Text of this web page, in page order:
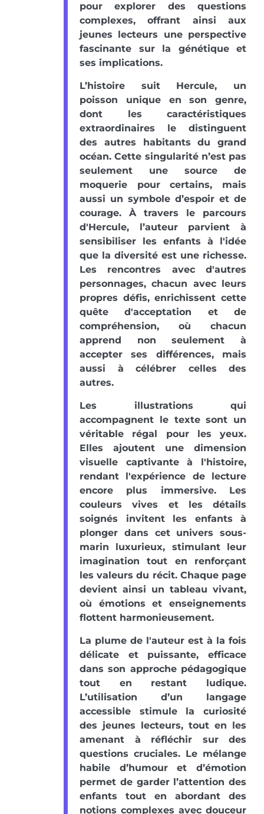
pour explorer des questions
complexes, offrant ainsi aux
jeunes lecteurs une perspective
fascinante sur la génétique et
ses implications.
L’histoire suit Hercule, un
poisson unique en son genre,
dont les caractéristiques
extraordinaires le distinguent
des autres habitants du grand
océan. Cette singularité n’est pas
seulement une source de
moquerie pour certains, mais
aussi un symbole d’espoir et de
courage. À travers le parcours
d'Hercule, l’auteur parvient à
sensibiliser les enfants à l'idée
que la diversité est une richesse.
Les rencontres avec d'autres
personnages, chacun avec leurs
propres défis, enrichissent cette
quête d'acceptation et de
compréhension, où chacun
apprend non seulement à
accepter ses différences, mais
aussi à célébrer celles des
autres.
Les illustrations qui
accompagnent le texte sont un
véritable régal pour les yeux.
Elles ajoutent une dimension
visuelle captivante à l'histoire,
rendant l'expérience de lecture
encore plus immersive. Les
couleurs vives et les détails
soignés invitent les enfants à
plonger dans cet univers sous-
marin luxurieux, stimulant leur
imagination tout en renforçant
les valeurs du récit. Chaque page
devient ainsi un tableau vivant,
où émotions et enseignements
flottent harmonieusement.
La plume de l'auteur est à la fois
délicate et puissante, efficace
dans son approche pédagogique
tout en restant ludique.
L’utilisation d’un langage
accessible stimule la curiosité
des jeunes lecteurs, tout en les
amenant à réfléchir sur des
questions cruciales. Le mélange
habile d’humour et d’émotion
permet de garder l’attention des
enfants tout en abordant des
notions complexes avec douceur